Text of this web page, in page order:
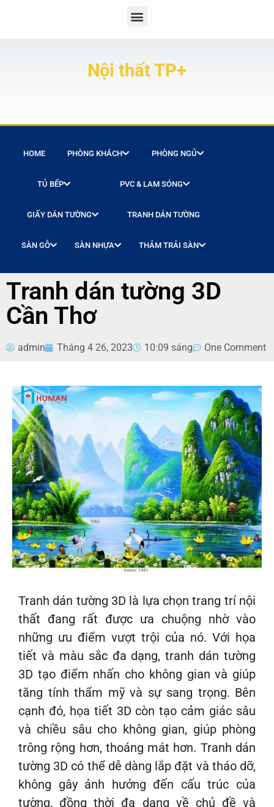
Nội thất TP+
HOME PHÒNG KHÁCH PHÒNG NGỦ
TỦ BẾP PVC & LAM SÓNG
GIẤY DÁN TƯỜNG TRANH DÁN TƯỜNG
SÀN GỖ SÀN NHỰA THẢM TRẢI SÀN
Tranh dán tường 3D
Cần Thơ
admin Tháng 4 26, 2023 10:09 sáng One Comment
Tranh dán tường 3D là lựa chọn trang trí nội
thất đang rất được ưa chuộng nhờ vào
những ưu điểm vượt trội của nó. Với họa
tiết và màu sắc đa dạng, tranh dán tường
3D tạo điểm nhấn cho không gian và giúp
tăng tính thẩm mỹ và sự sang trọng. Bên
cạnh đó, họa tiết 3D còn tạo cảm giác sâu
và chiều sâu cho không gian, giúp phòng
trông rộng hơn, thoáng mát hơn. Tranh dán
tường 3D có thể dễ dàng lắp đặt và tháo dỡ,
không gây ảnh hưởng đến cấu trúc của
tường, đồng thời đa dạng về chủ đề và